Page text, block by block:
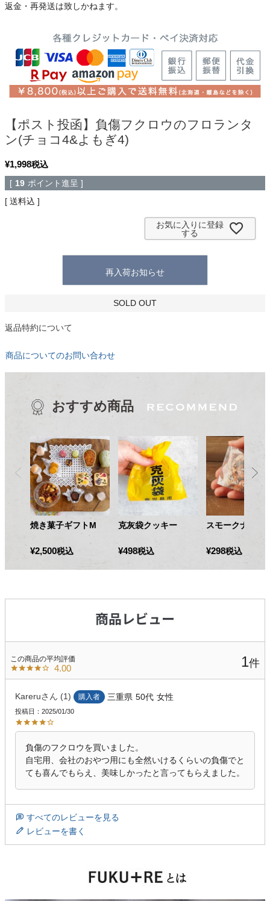
返金・再発送は致しかねます。
【ポスト投函】負傷フクロウのフロランタ
ン(チョコ4&よもぎ4)
¥1,998税込
[ 19 ポイント進呈 ]
送料込
お気に入りに登録
する
再入荷お知らせ
SOLD OUT
返品特約について
商品についてのお問い合わせ
おすすめ商品
焼き菓子ギフトM
¥2,500税込
克灰袋クッキー
¥498税込
スモークナッツ
¥298税込
4.00 1
Kareru 1 購入者 三重県 50代 女性
投稿日 2025/01/30
負傷のフクロウを買いました。
自宅用、会社のおやつ用にも全然いけるくらいの負傷でと
ても喜んでもらえ、美味しかったと言ってもらえました。
すべてのレビューを見る
レビューを書く